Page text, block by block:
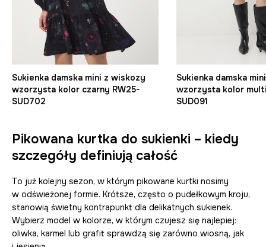
Sukienka damska mini z wiskozy
wzorzysta kolor czarny RW25-
SUD702
Sukienka damska
wzorzysta kolor
SUD091
Pikowana kurtka do sukienki – kiedy
szczegóły definiują całość
To już kolejny sezon, w którym pikowane kurtki nosimy
w odświeżonej formie. Krótsze, często o pudełkowym kroju,
stanowią świetny kontrapunkt dla delikatnych sukienek.
Wybierz model w kolorze, w którym czujesz się najlepiej:
oliwka, karmel lub grafit sprawdzą się zarówno wiosną, jak